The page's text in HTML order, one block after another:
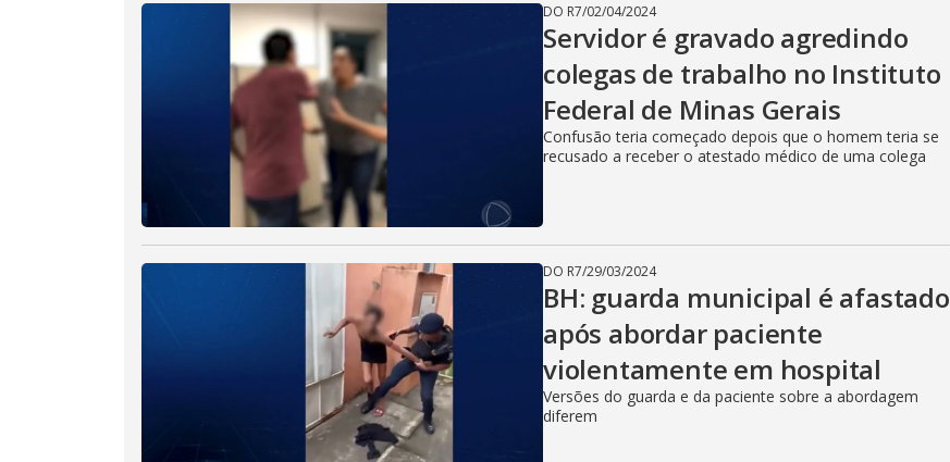
DO R7/02/04/2024
Servidor é gravado agredindo
colegas de trabalho no Instituto
Federal de Minas Gerais
Confusão teria começado depois que o homem teria se
recusado a receber o atestado médico de uma colega
DO R7/29/03/2024
BH: guarda municipal é afastado
após abordar paciente
violentamente em hospital
Versões do guarda e da paciente sobre a abordagem
diferem